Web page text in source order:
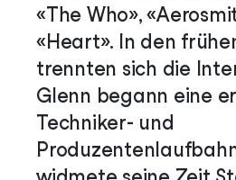
«The Who»,
«Heart». In den
trennten sich die
Glenn begann eine
Techniker- und